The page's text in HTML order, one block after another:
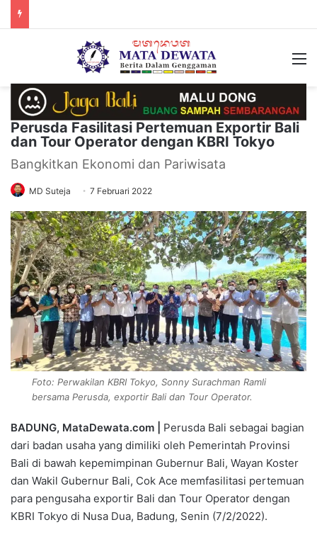
Perusda Fasilitasi Pertemuan Exportir Bali
dan Tour Operator dengan KBRI Tokyo
Bangkitkan Ekonomi dan Pariwisata
MD Suteja 7 Februari 2022
Foto: Perwakilan KBRI Tokyo, Sonny Surachman Ramli
bersama Perusda, exportir Bali dan Tour Operator.
BADUNG, MataDewata.com |
Perusda Bali sebagai bagian
dari badan usaha yang dimiliki oleh Pemerintah Provinsi
Bali di bawah kepemimpinan Gubernur Bali, Wayan Koster
dan Wakil Gubernur Bali, Cok Ace memfasilitasi pertemuan
para pengusaha exportir Bali dan Tour Operator dengan
KBRI Tokyo di Nusa Dua, Badung, Senin (7/2/2022).